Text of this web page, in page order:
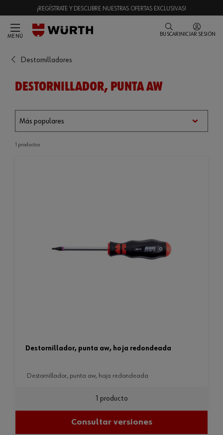
¡REGÍSTRATE Y DESCUBRE NUESTRAS OFERTAS EXCLUSIVAS!
MENÚ BUSCAR INICIAR SESIÓN
Destornilladores
DESTORNILLADOR, PUNTA AW
1 productos
destornillador, punta aw, hoja redondeada
destornillador, punta aw, hoja redondeada
1 producto
Consultar versiones